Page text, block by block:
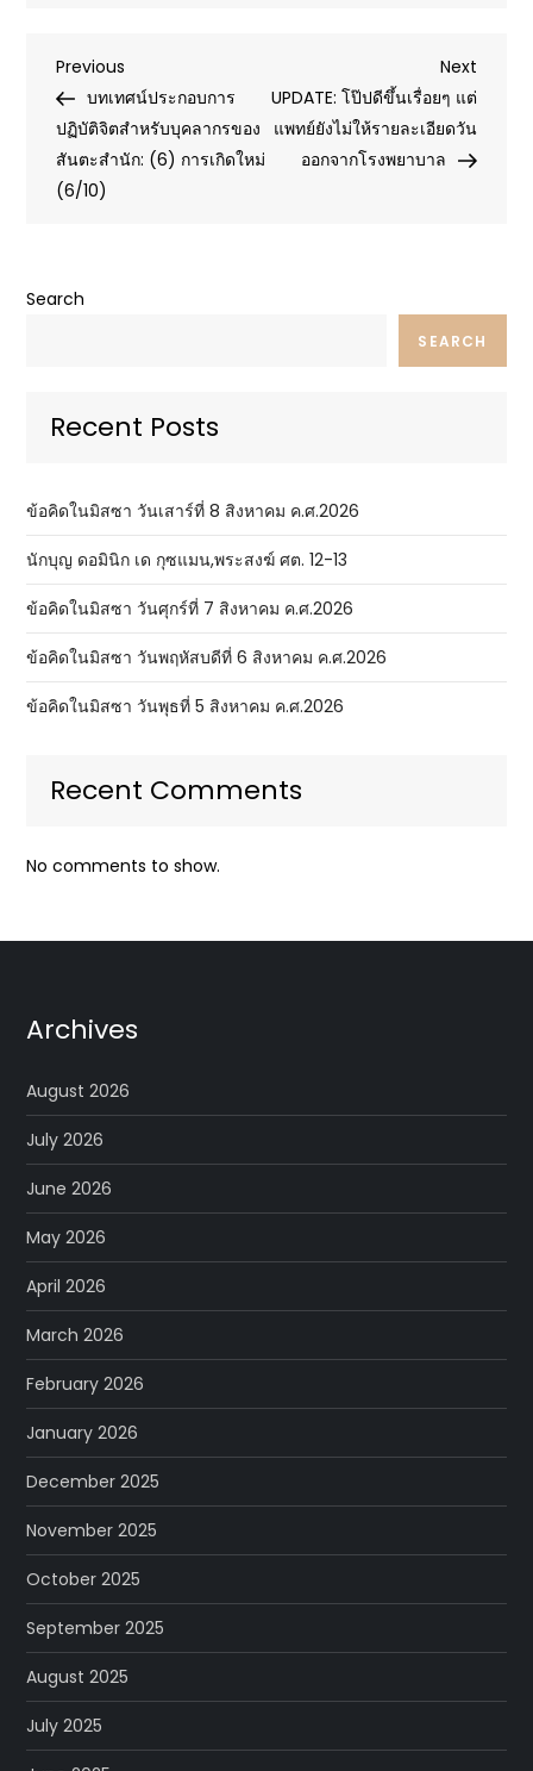
Post
navigation
Previous
Post
Previous
บทเทศน์ประกอบการ
ปฏิบัติจิตสำหรับบุคลากรของ
สันตะสำนัก: (6) การเกิดใหม่
(6/10)
Next
Post
Next
UPDATE: โป๊ปดีขึ้นเรื่อยๆ แต่
แพทย์ยังไม่ให้รายละเอียดวัน
ออกจากโรงพยาบาล
Search
SEARCH
Recent Posts
ข้อคิดในมิสซา วันเสาร์ที่ 8 สิงหาคม ค.ศ.2026
นักบุญ ดอมินิก เด กุซแมน,พระสงฆ์ ศต. 12-13
ข้อคิดในมิสซา วันศุกร์ที่ 7 สิงหาคม ค.ศ.2026
ข้อคิดในมิสซา วันพฤหัสบดีที่ 6 สิงหาคม ค.ศ.2026
ข้อคิดในมิสซา วันพุธที่ 5 สิงหาคม ค.ศ.2026
Recent Comments
No comments to show.
Archives
August 2026
July 2026
June 2026
May 2026
April 2026
March 2026
February 2026
January 2026
December 2025
November 2025
October 2025
September 2025
August 2025
July 2025